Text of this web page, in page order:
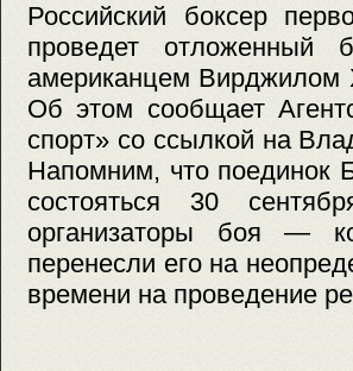
Российский боксер
проведет
американцем Вирджилом
Об этом сообщает
спорт» со ссылкой на
Напомним, что поединок
состояться 30
организаторы боя —
перенесли его на
времени на проведение